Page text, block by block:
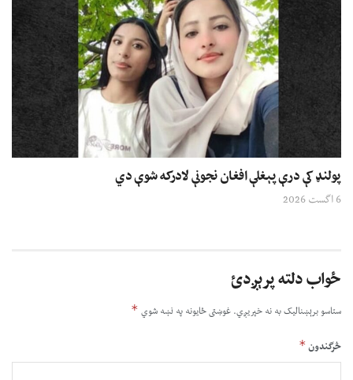
پولنډ کې درې پېغلې افغان نجونې لادرکه شوې دي
6 اگست 2026
ځواب دلته پرېږدئ
ستاسو برېښناليک به نه خپريږي.غوښتى ځایونه په نښه شوي *
څرگندون*